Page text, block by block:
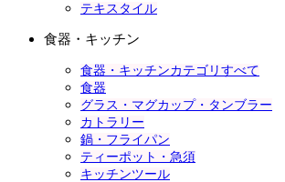
テキスタイル
食器・キッチン
食器・キッチンカテゴリすべて
食器
グラス・マグカップ・タンブラー
カトラリー
鍋・フライパン
ティーポット・急須
キッチンツール